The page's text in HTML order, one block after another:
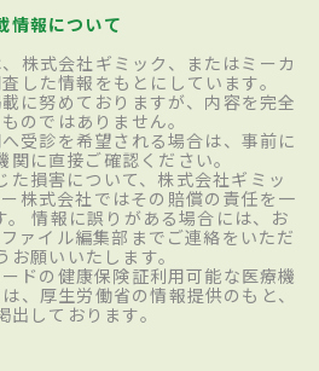
情報について
株式会社ギミック、またはミーカ
した情報をもとにしています。
に努めておりますが、内容を完全
のではありません。
受診を希望される場合は、事前に
に直接ご確認ください。
た損害について、株式会社ギミッ
株式会社ではその賠償の責任を一
情報に誤りがある場合には、お
ァイル編集部までご連絡をいただ
お願いいたします。
ドの健康保険証利用可能な医療機
、厚生労働省の情報提供のもと、
出しております。